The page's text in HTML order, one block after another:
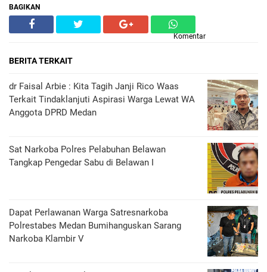
BAGIKAN
Komentar
BERITA TERKAIT
dr Faisal Arbie : Kita Tagih Janji Rico Waas
Terkait Tindaklanjuti Aspirasi Warga Lewat WA
Anggota DPRD Medan
Sat Narkoba Polres Pelabuhan Belawan
Tangkap Pengedar Sabu di Belawan I
Dapat Perlawanan Warga Satresnarkoba
Polrestabes Medan Bumihanguskan Sarang
Narkoba Klambir V